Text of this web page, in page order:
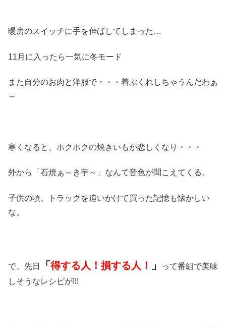
暖房のスイッチに手を伸ばしてしまった…
11月に入ったら一気に冬モード
また自分のお肉と洋服で・・・着ぶくれしちゃうんだわぁ
～
寒くなると、ホクホクの焼きいもが恋しくなり・・・
外から「石焼ぁ～き芋～」なんて音色が聞こえてくる。
子供の頃、トラックを追いかけて買った記憶も懐かしい
な。
で、先日 「得する人！損する人！ 」
って番組で美味
しそうなレシピが!!!